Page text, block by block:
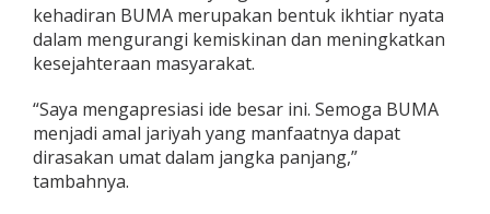
kehadiran BUMA merupakan bentuk ikhtiar nyata
dalam mengurangi kemiskinan dan meningkatkan
kesejahteraan masyarakat.
“Saya mengapresiasi ide besar ini. Semoga BUMA
menjadi amal jariyah yang manfaatnya dapat
dirasakan umat dalam jangka panjang,”
tambahnya.